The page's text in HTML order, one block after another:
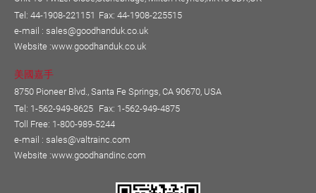
Tel: 44-1908-221151 Fax: 44-1908-225515
e-mail : sales@goodhanduk.co.uk
Website :www.goodhanduk.co.uk
美國嘉手
8750 Pioneer Blvd., Santa Fe Springs, CA 90670, USA
Tel: 1-562-949-8625 Fax: 1-562-949-4875
Toll Free: 1-800-989-5244
e-mail : sales@valtrainc.com
Website :www.goodhandinc.com